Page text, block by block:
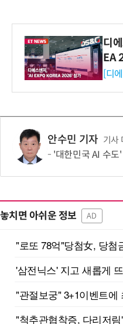
디
EA
생
[디
안수민 기자 기사
'대한민국 AI 수도' 향한 전력·수
놓치면 아쉬운 정보 AD